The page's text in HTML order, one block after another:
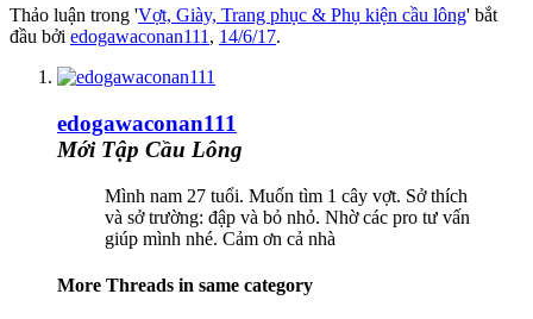
Thảo luận trong 'Vợt, Giày, Trang phục & Phụ kiện cầu lông' bắt
đầu bởi edogawaconan111 , 14/6/17.
edogawaconan111
Mới Tập Cầu Lông
Mình nam 27 tuổi. Muốn tìm 1 cây vợt. Sở thích
và sở trường: đập và bỏ nhỏ. Nhờ các pro tư vấn
giúp mình nhé. Cảm ơn cả nhà
More Threads in same category